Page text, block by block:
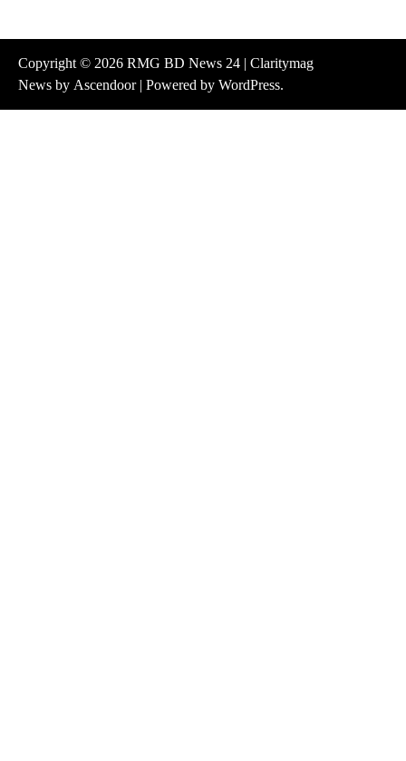
Copyright © 2026 RMG BD News 24 | Claritymag
News by Ascendoor| Powered by WordPress.